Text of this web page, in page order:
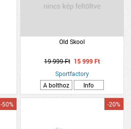
Old Skool
19 999 Ft 15 999 Ft
Sportfactory
A bolthoz
Info
-50% -20%